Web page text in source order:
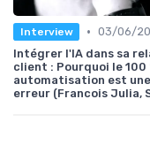
Interview • 03/06/
Intégrer l'IA dans sa
client : Pourquoi le 100
automatisation est une
erreur (Francois Julia,